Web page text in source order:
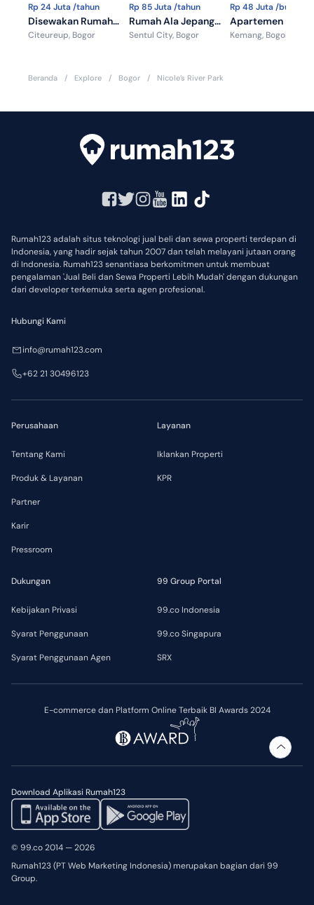
Rp 24 Juta /tahun
Disewakan Rumah
Siap Huni Graha
Citeureup,
Citeureup, Bogor
Rp 85 Juta /tahun
Rumah Ala Jepang
Furnish, Depan
Gunung
Sentul City, Bogor
Rp 48 Juta /bulan
Apartemen
Tower For Rent
Kemang, Bogor
Beranda / Explore / Bogor / Nicole’s River Park
Rumah123 adalah situs teknologi jual beli dan sewa properti terdepan di
Indonesia, yang hadir sejak tahun 2007 dan telah melayani jutaan orang
di Indonesia. Rumah123 senantiasa berkomitmen untuk membuat
pengalaman 'Jual Beli dan Sewa Properti Lebih Mudah' dengan dukungan
dari developer terkemuka serta agen profesional.
E-commerce dan Platform Online Terbaik BI Awards 2024
Download Aplikasi Rumah123
Perusahaan
Tentang Kami
Produk & Layanan
Partner
Karir
Pressroom
Layanan
Iklankan Properti
KPR
Dukungan
Kebijakan Privasi
Syarat Penggunaan
Syarat Penggunaan Agen
99 Group Portal
99.co Indonesia
99.co Singapura
SRX
Hubungi Kami
info@rumah123.com
+62 21 30496123
© 99.co 2014 — 2026
Rumah123 (PT Web Marketing Indonesia) merupakan bagian dari 99
Group.